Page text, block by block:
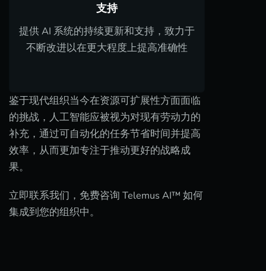
支持
提供 AI 系统的持续更新和支持，致力于
不断改进以在更大程度上提高准确性
鉴于现代组织当今在资源可扩展性方面面临
的挑战，人工智能应被视为对现有劳动力的
补充，通过可自动化的任务节省时间并提高
效率，从而更加专注于推动更好的战略成
果。
立即联系我们，免费咨询 Telemus AI™ 如何
集成到您的组织中。